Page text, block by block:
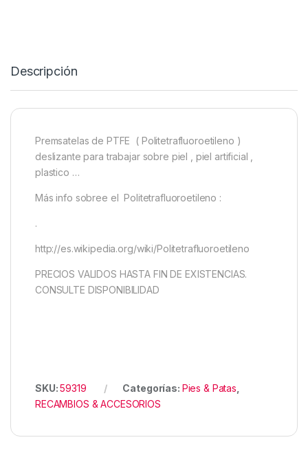
Descripción
Premsatelas de PTFE ( Politetrafluoroetileno )
deslizante para trabajar sobre piel , piel artificial ,
plastico …
Más info sobree el Politetrafluoroetileno :
.
http://es.wikipedia.org/wiki/Politetrafluoroetileno
PRECIOS VALIDOS HASTA FIN DE EXISTENCIAS.
CONSULTE DISPONIBILIDAD
SKU:59319 Categorías: Pies & Patas
RECAMBIOS & ACCESORIOS